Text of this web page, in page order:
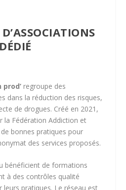
DÉDIÉ
regroupe des
dans la réduction des risques,
de drogues. Créé en 2021,
la Fédération Addiction et
bonnes pratiques pour
des services proposés.
bénéficient de formations
à des contrôles qualité
leurs pratiques. Le réseau est